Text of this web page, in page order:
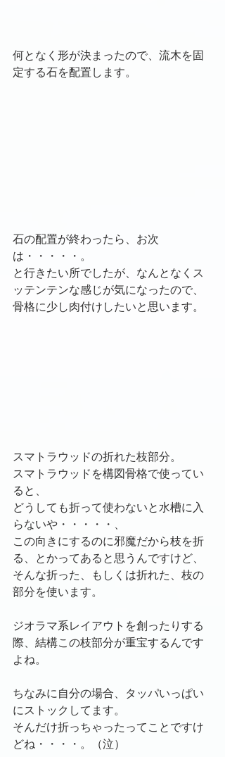
何となく形が決まったので、流木を固
定する石を配置します。
石の配置が終わったら、お次
は・・・・・。
と行きたい所でしたが、なんとなくス
ッテンテンな感じが気になったので、
骨格に少し肉付けしたいと思います。
スマトラウッドの折れた枝部分。
スマトラウッドを構図骨格で使ってい
ると、
どうしても折って使わないと水槽に入
らないや・・・・・、
この向きにするのに邪魔だから枝を折
る、とかってあると思うんですけど、
そんな折った、もしくは折れた、枝の
部分を使います。
ジオラマ系レイアウトを創ったりする
際、結構この枝部分が重宝するんです
よね。
ちなみに自分の場合、タッパいっぱい
にストックしてます。
そんだけ折っちゃったってことですけ
どね・・・・。（泣）